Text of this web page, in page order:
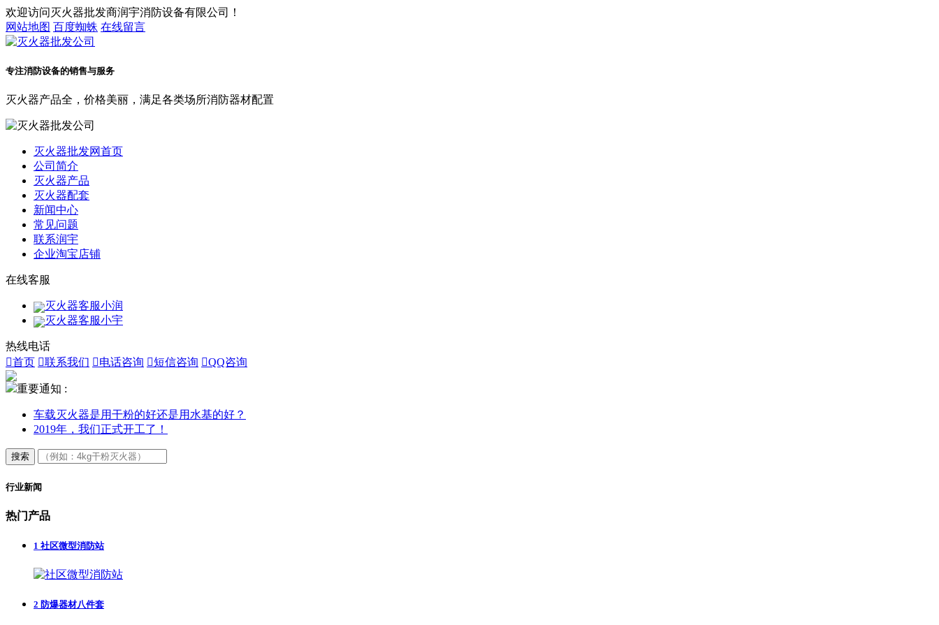
欢迎访问灭火器批发商润宇消防设备有限公司！
网站地图 百度蜘蛛 在线留言
专注消防设备的销售与服务
灭火器产品全，价格美丽，满足各类场所消防器材配置
灭火器批发网首页
公司简介
灭火器产品
灭火器配套
新闻中心
常见问题
联系润宇
企业淘宝店铺
在线客服
灭火器客服小润
灭火器客服小宇
热线电话
首页 联系我们 电话咨询 短信咨询 QQ咨询
重要通知 :
车载灭火器是用干粉的好还是用水基的好？
2019年，我们正式开工了！
搜索
行业新闻
热门产品
1 社区微型消防站
2 防爆器材八件套